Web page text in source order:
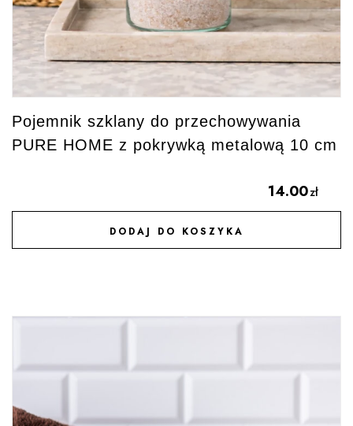
Pojemnik szklany do przechowywania
PURE HOME z pokrywką metalową 10 cm
14.00zł
DODAJ DO KOSZYKA
DODAJ DO ULUBIONYCH